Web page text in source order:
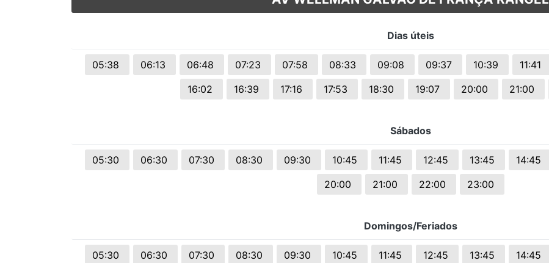
© 2026 Viva City Serviços Digitais Ltda. Todos os direitos reservados.
Dias úteis
05:38 06:13 06:48 07:23 07:58 08:33 09:08 09:37 10:39 11:41
16:02
16:39 17:16 17:53 18:30 19:07 20:00 21:00
Sábados
05:30 06:30 07:30 08:30 09:30 10:45 11:45 12:45 13:45 14:45
20:00
21:00 22:00 23:00
Domingos/Feriados
05:30 06:30 07:30 08:30 09:30 10:45 11:45 12:45 13:45 14:45